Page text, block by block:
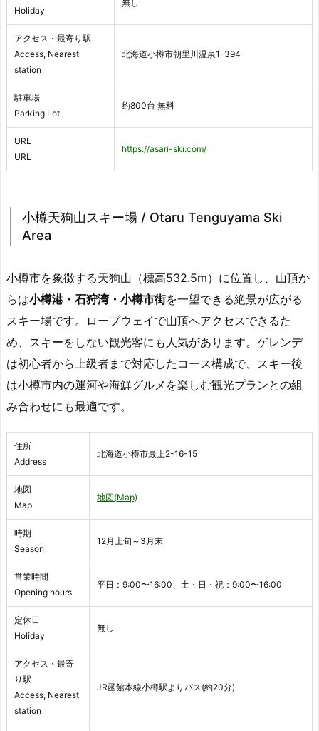
Holiday
無し
アクセス・最寄り駅
Access, Nearest
station
北海道小樽市朝里川温泉1-394
駐車場
Parking Lot
約800台 無料
URL
URL
https://asari-ski.com/
小樽天狗山スキー場 / Otaru Tenguyama Ski
Area
小樽市を象徴する天狗山（標高532.5m）に位置し、山頂か
らは小樽港・石狩湾・小樽市街を一望できる絶景が広がる
スキー場です。ロープウェイで山頂へアクセスできるた
め、スキーをしない観光客にも人気があります。ゲレンデ
は初心者から上級者まで対応したコース構成で、スキー後
は小樽市内の運河や海鮮グルメを楽しむ観光プランとの組
み合わせにも最適です。
住所
Address
北海道小樽市最上2-16-15
地図
Map
地図(Map)
時期
Season
12月上旬～3月末
営業時間
Opening hours
平日：9:00〜16:00、土・日・祝：9:00〜16:00
定休日
Holiday
無し
アクセス・最寄
り駅
Access, Nearest
station
JR函館本線小樽駅よりバス(約20分)